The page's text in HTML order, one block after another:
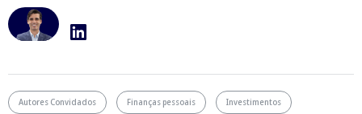
Autores Convidados Finanças pessoais Investimentos